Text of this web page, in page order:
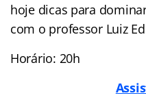
hoje dicas para
com o professor Luiz
Horário: 20h